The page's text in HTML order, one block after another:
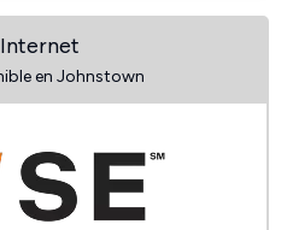
en Johnstown